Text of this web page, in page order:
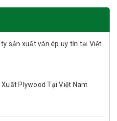
sản xuất ván ép uy tín tại Việt
Xuất Plywood Tại Việt Nam